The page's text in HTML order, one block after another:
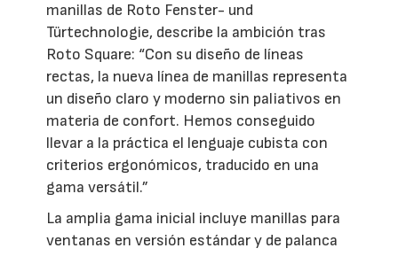
manillas de Roto Fenster- und
Türtechnologie, describe la ambición tras
Roto Square: “Con su diseño de líneas
rectas, la nueva línea de manillas representa
un diseño claro y moderno sin paliativos en
materia de confort. Hemos conseguido
llevar a la práctica el lenguaje cubista con
criterios ergonómicos, traducido en una
gama versátil.”
La amplia gama inicial incluye manillas para
ventanas en versión estándar y de palanca